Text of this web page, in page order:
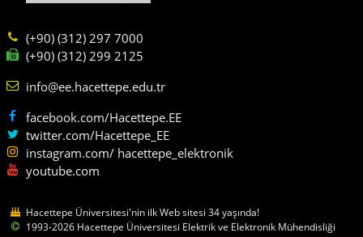
(+90) (312) 297 7000
(+90) (312) 299 2125
info@ee.hacettepe.edu.tr
facebook.com/Hacettepe.EE
twitter.com/Hacettepe_EE
instagram.com/ hacettepe_elektronik
youtube.com
Hacettepe Üniversitesi'nin ilk Web sitesi 34 yaşında!
1993-2026 Hacettepe Üniversitesi Elektrik ve Elektronik Mühendisliği